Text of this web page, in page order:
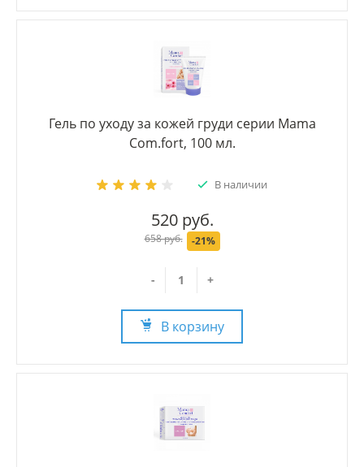
Гель по уходу за кожей груди серии Mama
Com.fort, 100 мл.
В наличии
520 руб.
658 руб. -21%
- +
В корзину